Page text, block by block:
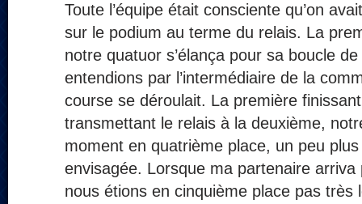
Toute l’équipe était consciente qu’on
sur le podium au terme du relais. La
notre quatuor s’élança pour sa boucle
entendions par l’intermédiaire de la
course se déroulait. La première
transmettant le relais à la deuxième,
moment en quatrième place, un peu plus
envisagée. Lorsque ma partenaire
nous étions en cinquième place pas très